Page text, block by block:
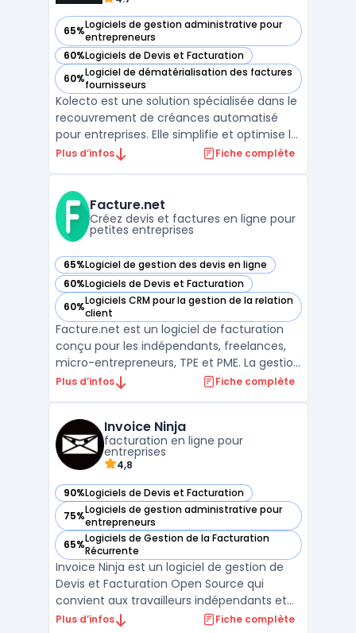
65%Logiciels de gestion administrative pour
entrepreneurs
— voir Kolecto dans cette catégorie
60%Logiciels de Devis et Facturation
— voir Kolecto dans cette catégorie
60%Logiciel de dématérialisation des factures
fournisseurs
— voir Kolecto dans cette catégorie
Kolecto est une solution spécialisée dans le
recouvrement de créances automatisé
pour entreprises. Elle simplifie et optimise le
suivi des paiements clients grâce à des
les entreprises à minimiser les risques
d'impa ...
Plus d’infos Fiche complète
Facture.net
Créez devis et factures en ligne pour
petites entreprises
65%Logiciel de gestion des devis en ligne
— voir Facture.net dans cette catégorie
60%Logiciels de Devis et Facturation
— voir Facture.net dans cette catégorie
60%Logiciels CRM pour la gestion de la relation
client
— voir Facture.net dans cette catégorie
Facture.net est un logiciel de facturation
conçu pour les indépendants, freelances,
micro-entrepreneurs, TPE et PME. La gestion
de devis et de factures représente une
électronique. Facture.net centralise ces
proc ...
Plus d’infos Fiche complète
Invoice Ninja
facturation en ligne pour
entreprises
4,8
90%Logiciels de Devis et Facturation
— voir Invoice Ninja dans cette catégorie
75%Logiciels de gestion administrative pour
entrepreneurs
— voir Invoice Ninja dans cette catégorie
65%Logiciels de Gestion de la Facturation
Récurrente
— voir Invoice Ninja dans cette catégorie
Invoice Ninja est un logiciel de gestion de
Devis et Facturation Open Source qui
convient aux travailleurs indépendants et
aux petites entreprises. Il offre une
Plus d’infos Fiche complète